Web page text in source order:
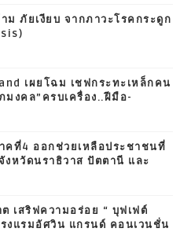
ภัยเงียบ จากภาวะโรคกระดูก
เผยโฉม เชฟกระทะเหล็กคน
มงคล”ครบเครื่อง..ฝีมือ-
คที่4 ออกช่วยเหลือประชาชนที่
หวัดนราธิวาส ปัตตานี และ
เสริฟความอร่อย “ บุฟเฟต์
งแรมอัศวิน แกรนด์ คอนเวนชั่น